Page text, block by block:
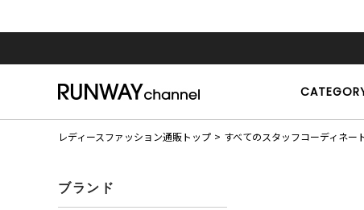
レディースファッション通販トップ すべてのスタッフコーディネー
ブランド